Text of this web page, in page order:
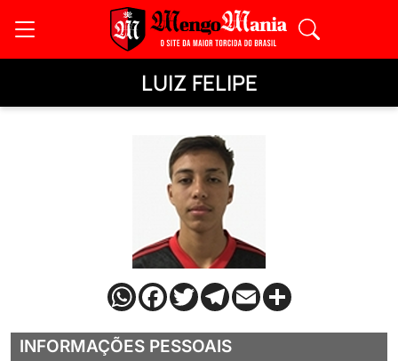
LUIZ FELIPE
INFORMAÇÕES PESSOAIS